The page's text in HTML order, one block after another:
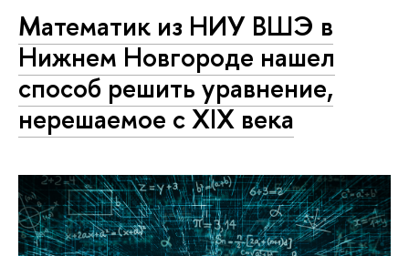
Математик из НИУ ВШЭ в
Нижнем Новгороде нашел
способ решить уравнение,
нерешаемое с XIX века